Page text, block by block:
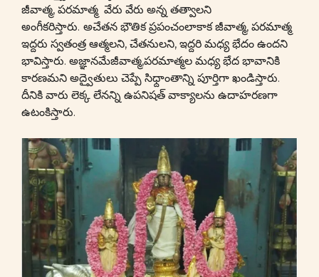
జీవాత్మ, పరమాత్మ వేరు వేరు అన్న తత్వాలని
అంగీకరిస్తారు. అచేతన భౌతిక ప్రపంచంలాకాక జీవాత్మ, పరమాత్మ
ఇద్దరు స్వతంత్ర ఆత్మలని, చేతనులని, ఇద్దరి మధ్య భేదం ఉందని
భావిస్తారు. అజ్ఞానమేజీవాత్మ,పరమాత్మల మధ్య భేద భావానికి
కారణమని అద్వైతులు చెప్పే సిధ్దాంతాన్ని పూర్తిగా ఖండిస్తారు.
దీనికి వారు లెక్క లేనన్ని ఉపనిషత్ వాక్యాలను ఉదాహరణగా
ఉటంకిస్తారు.